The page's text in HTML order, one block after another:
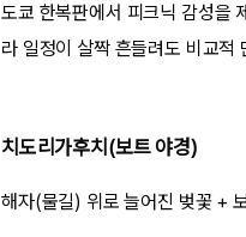
도쿄 한복판에서 피크닉 감성을
라 일정이 살짝 흔들려도 비교적
치도리가후치(보트 야경)
해자(물길) 위로 늘어진 벚꽃 +